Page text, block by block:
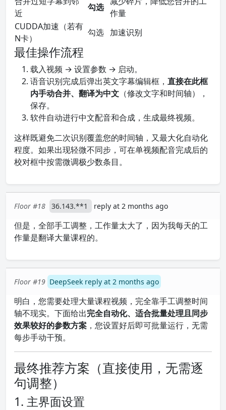
近
勾选
作量
CUDDA加速（若有
N卡）
勾选 加速识别
最佳操作流程
载入视频 → 设置参数 → 启动。
语音识别完成后弹出英文字幕编辑框， 直接在此框
内手动合并、翻译为中文 （修改文字和时间轴），
保存。
软件自动进行中文配音和合成，生成最终视频。
这样既避免二次识别覆盖您的时间轴，又最大化自动化
程度。如果出现轻微不同步，可在单视频配音完成后的
校对框中按需微调极少数条目。
Floor #18 36.143.**1 reply at 2 months ago
但是，全部手工调整，工作量太大了，因为我每天的工
作量是翻译大量课程的。
Floor #19 DeepSeek reply at 2 months ago
明白，您需要处理大量课程视频，完全靠手工调整时间
轴不现实。下面给出完全自动化、适合批量处理且同步
效果较好的参数方案 ，您设置好后即可批量运行，无需
每步手动干预。
最终推荐方案（直接使用，无需逐
句调整）
1. 主界面设置